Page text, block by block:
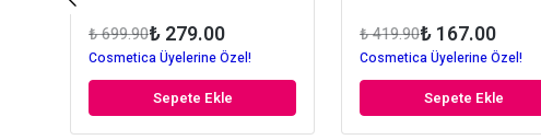
₺ 699.90₺ 279.00
Cosmetica Üyelerine Özel!
Sepete Ekle
₺ 419.90₺ 167.00
Cosmetica Üyelerine Özel!
Sepete Ekle